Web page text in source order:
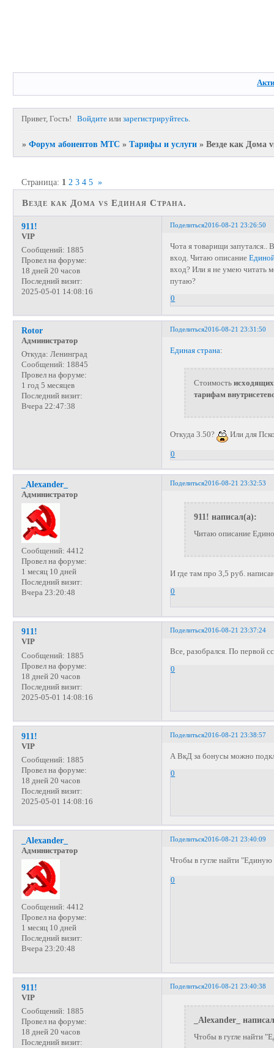
Привет, Гость! Войдите илизарегистрируйтесь.
»Форум абонентов МТС »Тарифы и услуги »Везде как Дома
Везде как Дома vs Единая Страна.
Страница: 1 2 3 4 5 »
Поделиться2016-08-21 23:26:50
911!
VIP
Сообщений: 1885
Провел на форуме:
18 дней 20 часов
Последний визит:
2025-05-01 14:08:16
Чота я товарищи запутался..
вход. Читаю описание
вход? Или я не умею читать
путаю?
0
Поделиться2016-08-21 23:31:50
Rotor
Администратор
Откуда: Ленинград
Сообщений: 18845
Провел на форуме:
1 год 5 месяцев
Последний визит:
Вчера 22:47:38
Единая страна:
Стоимость исходящих
тарифам
Откуда 3.50? Или для
0
Поделиться2016-08-21 23:32:53
_Alexander_
Администратор
Сообщений: 4412
Провел на форуме:
1 месяц 10 дней
Последний визит:
Вчера 23:20:48
911! написал(а):
Читаю описание
И где там про 3,5 руб.
0
Поделиться2016-08-21 23:37:24
911!
VIP
Сообщений: 1885
Провел на форуме:
18 дней 20 часов
Последний визит:
2025-05-01 14:08:16
Все, разобрался. По первой
0
Поделиться2016-08-21 23:38:57
911!
VIP
Сообщений: 1885
Провел на форуме:
18 дней 20 часов
Последний визит:
2025-05-01 14:08:16
А ВкД за бонусы можно
0
Поделиться2016-08-21 23:40:09
_Alexander_
Администратор
Сообщений: 4412
Провел на форуме:
1 месяц 10 дней
Последний визит:
Вчера 23:20:48
Чтобы в гугле найти
0
Поделиться2016-08-21 23:40:38
911!
VIP
Сообщений: 1885
Провел на форуме:
18 дней 20 часов
Последний визит:
_Alexander_
Чтобы в гугле найти